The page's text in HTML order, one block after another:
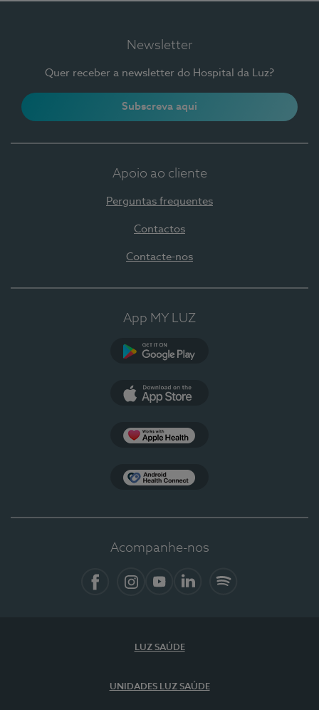
Newsletter
Quer receber a newsletter do Hospital da Luz?
Subscreva aqui
Apoio ao cliente
Perguntas frequentes
Contactos
Contacte-nos
App MY LUZ
Acompanhe-nos
LUZ SAÚDE
UNIDADES LUZ SAÚDE